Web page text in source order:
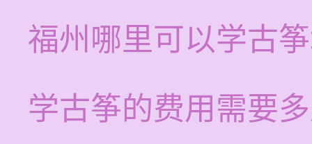
福州哪里可以学古
学古筝的费用需要